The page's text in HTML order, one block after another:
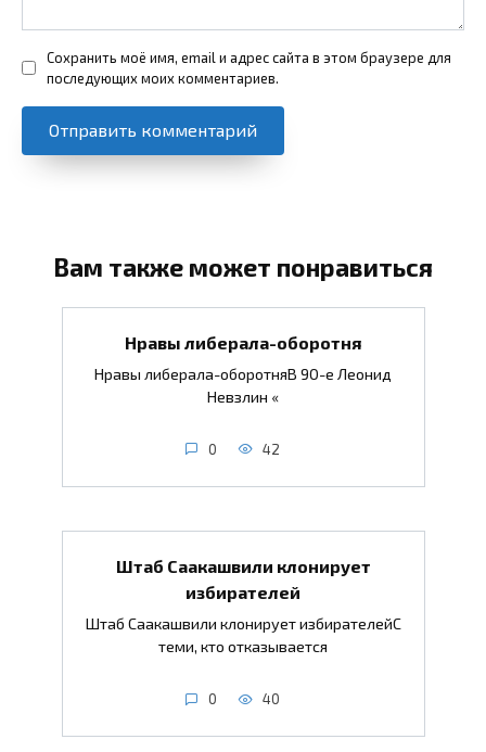
Сохранить моё имя, email и адрес сайта в этом браузере для
последующих моих комментариев.
Вам также может понравиться
Нравы либерала-оборотня
Нравы либерала-оборотняВ 90-е Леонид
Невзлин «
0 42
Штаб Саакашвили клонирует
избирателей
Штаб Саакашвили клонирует избирателейС
теми, кто отказывается
0 40